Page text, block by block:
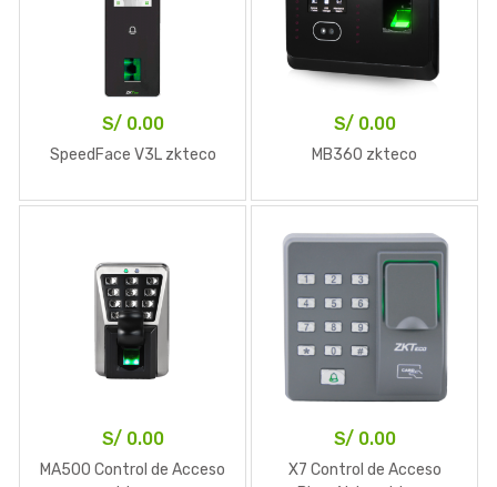
S/ 0.00
SpeedFace V3L zkteco
S/ 0.00
MB360 zkteco
S/ 0.00
MA500 Control de Acceso
S/ 0.00
X7 Control de Acceso